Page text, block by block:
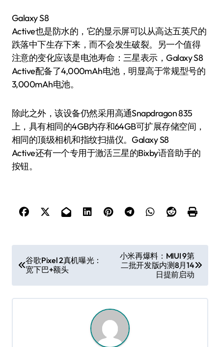
Galaxy S8
Active也是防水的，它的显示屏可以从高达五英尺的
跌落中下生存下来，而不会发生破裂。另一个值得
注意的变化应该是电池寿命：三星表示，Galaxy S8
Active配备了4,000mAh电池，明显高于常规型号的
3,000mAh电池。
除此之外，该设备仍然采用高通Snapdragon 835
上，具有相同的4GB内存和64GB可扩展存储空间，
相同的顶级相机和指纹扫描仪。Galaxy S8
Active还有一个专用于激活三星的Bixby语音助手的
按钮。
章
导
航
谷歌Pixel 2真机曝光：
宽下巴+额头
小米再爆料：MIUI 9第
二批开发版内测8月14
日提前启动